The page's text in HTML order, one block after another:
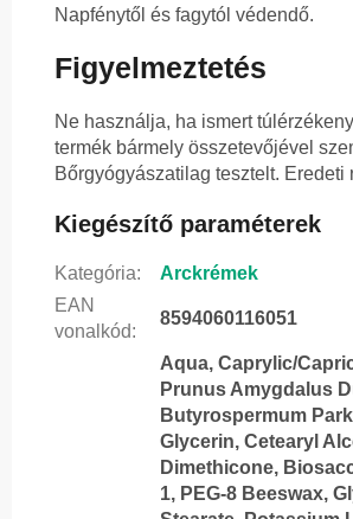
Napfénytől és fagytól védendő.
Figyelmeztetés
Ne használja, ha ismert
termék bármely összetevőjével
Bőrgyógyászatilag tesztelt. Eredeti
Kiegészítő paraméterek
Kategória:
Arckrémek
EAN
vonalkód:
8594060116051
Aqua, Caprylic/
Prunus Amygdalus
Butyrospermum
Glycerin, Cetearyl
Dimethicone,
1, PEG-8 Beeswax,